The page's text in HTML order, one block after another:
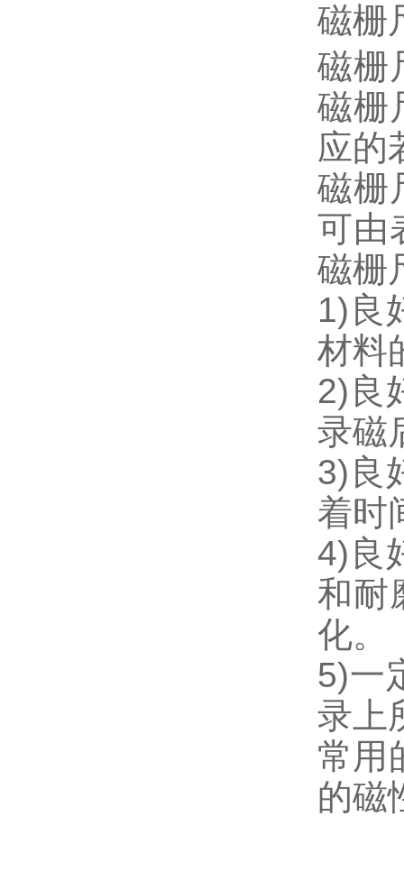
磁栅
磁栅
磁栅
应的
磁栅
可由
磁栅
1)良
材料
2)良
录磁
3)良
着时
4)良
和耐
化。
5)一
录上
常用
的磁